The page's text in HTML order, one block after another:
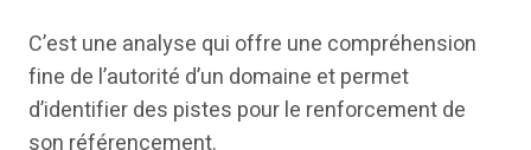
C’est une analyse qui offre une compréhension
fine de l’autorité d’un domaine et permet
d’identifier des pistes pour le renforcement de
son référencement.